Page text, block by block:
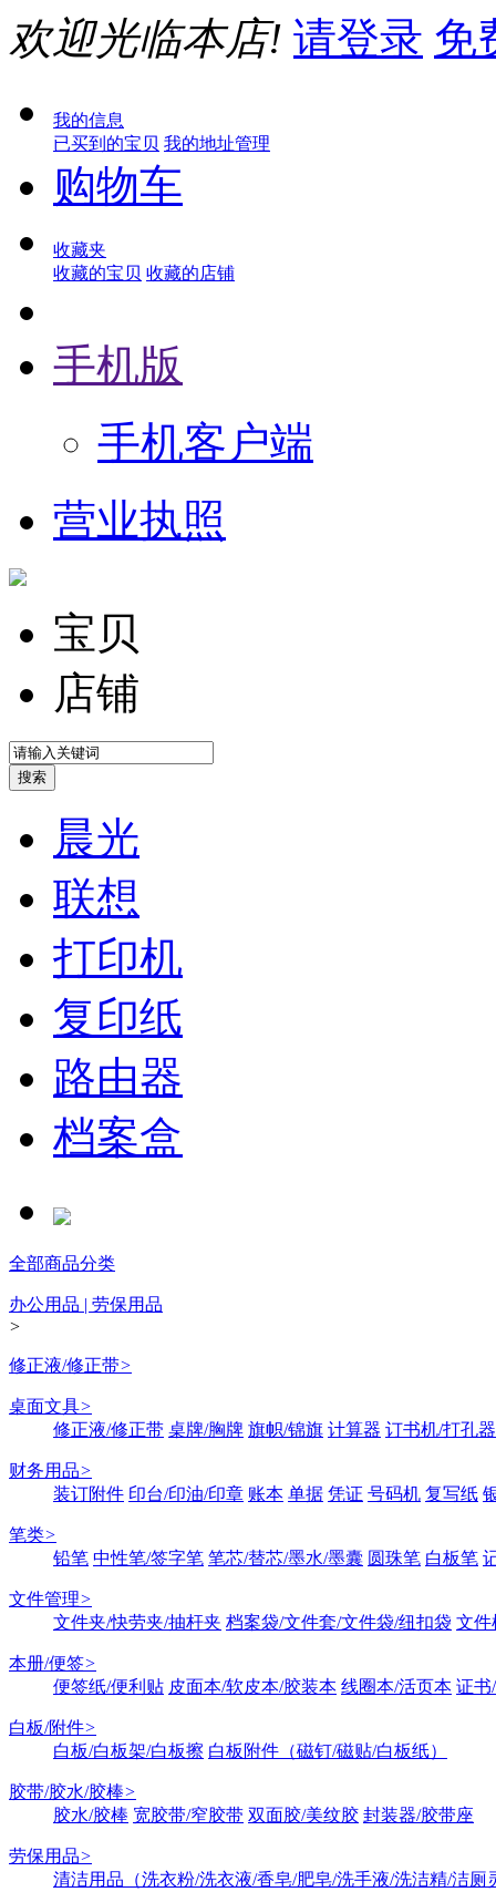
欢迎光临本店! 请登录 免
我的信息
已买到的宝贝 我的地址管理
购物车
收藏夹
收藏的宝贝 收藏的店铺
手机版
手机客户端
营业执照
宝贝
店铺
晨光
联想
打印机
复印纸
路由器
档案盒
全部商品分类
办公用品 | 劳保用品
>
修正液/修正带>
桌面文具>
修正液/修正带 桌牌/胸牌 旗帜/锦旗 计算器 订书机/打孔器
财务用品>
装订附件 印台/印油/印章 账本 单据 凭证 号码机 复写纸
笔类>
铅笔 中性笔/签字笔 笔芯/替芯/墨水/墨囊 圆珠笔 白板笔
文件管理>
文件夹/快劳夹/抽杆夹 档案袋/文件套/文件袋/纽扣袋 文件
本册/便签>
便签纸/便利贴 皮面本/软皮本/胶装本 线圈本/活页本 证书
白板/附件>
白板/白板架/白板擦 白板附件（磁钉/磁贴/白板纸）
胶带/胶水/胶棒>
胶水/胶棒 宽胶带/窄胶带 双面胶/美纹胶 封装器/胶带座
劳保用品>
清洁用品（洗衣粉/洗衣液/香皂/肥皂/洗手液/洗洁精/洁厕